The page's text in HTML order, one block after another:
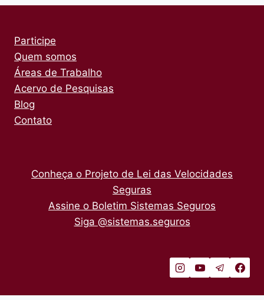
Participe
Quem somos
Áreas de Trabalho
Acervo de Pesquisas
Blog
Contato
Conheça o Projeto de Lei das Velocidades
Seguras
Assine o Boletim Sistemas Seguros
Siga @sistemas.seguros